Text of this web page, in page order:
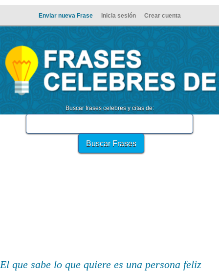
Enviar nueva Frase Inicia sesión Crear cuenta
Buscar frases celebres y citas de:
El que sabe lo que quiere es una persona feliz